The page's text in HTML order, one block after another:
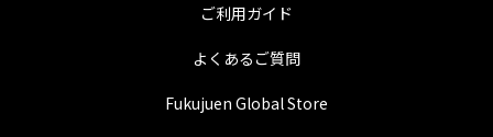
ご利用ガイド
よくあるご質問
Fukujuen Global Store